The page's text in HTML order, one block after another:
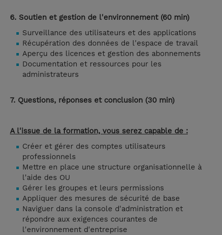
6. Soutien et gestion de l'environnement (60 min)
Surveillance des utilisateurs et des applications
Récupération des données de l'espace de travail
Aperçu des licences et gestion des abonnements
Documentation et ressources pour les
administrateurs
7. Questions, réponses et conclusion (30 min)
A l'issue de la formation, vous serez capable de :
Créer et gérer des comptes utilisateurs
professionnels
Mettre en place une structure organisationnelle à
l'aide des OU
Gérer les groupes et leurs permissions
Appliquer des mesures de sécurité de base
Naviguer dans la console d'administration et
répondre aux exigences courantes de
l'environnement d'entreprise